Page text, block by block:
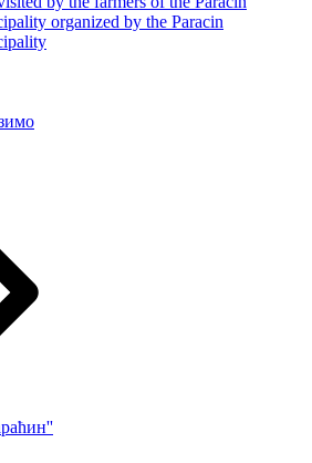
organized by the Paracin